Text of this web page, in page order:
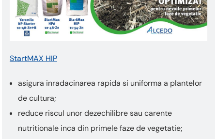
StartMAX HIP
asigura inradacinarea rapida si uniforma a plantelor
de cultura;
reduce riscul unor dezechilibre sau carente
nutritionale inca din primele faze de vegetatie;